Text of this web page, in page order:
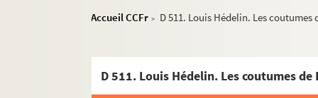
Accueil CCFr > D 511. Louis Hédelin. Les
D 511. Louis Hédelin. Les coutumes